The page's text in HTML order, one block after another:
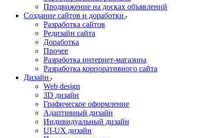
Продвижение на досках объявлений
Создание сайтов и доработки
Разработка сайтов
Редизайн сайта
Доработка
Прочее
Разработка интернет-магазина
Разработка корпоративного сайта
Дизайн
Web design
3D дизайн
Графическое оформление
Адаптивный дизайн
Индивидуальный дизайн
UI‑UX дизайн